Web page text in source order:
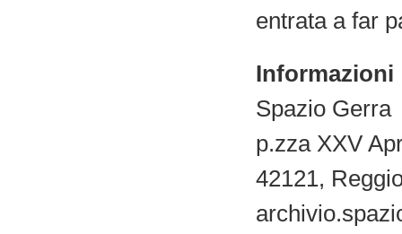
entrata a far
Informazioni
Spazio Gerra
p.zza XXV
42121,